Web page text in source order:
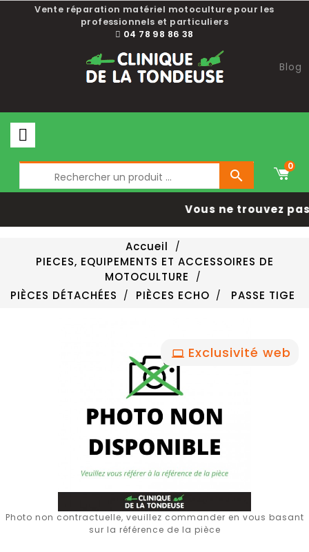
Vente réparation matériel motoculture pour les
professionnels et particuliers
04 78 98 86 38
Blog

0
Vous ne trouvez
Accueil
PIECES, EQUIPEMENTS ET ACCESSOIRES DE
MOTOCULTURE
PIÈCES DÉTACHÉES
PIÈCES ECHO PASSE TIGE
Exclusivité web
Photo non contractuelle, veuillez commander en vous basant
sur la référence de la pièce